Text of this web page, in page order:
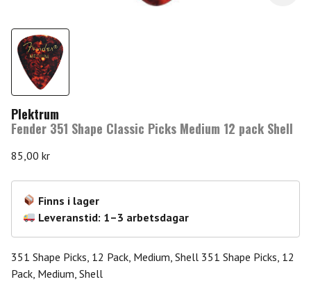
Plektrum
Fender 351 Shape Classic Picks Medium 12 pack Shell
85,00 kr
Finns i lager
Leveranstid: 1–3 arbetsdagar
351 Shape Picks, 12 Pack, Medium, Shell 351 Shape Picks, 12
Pack, Medium, Shell